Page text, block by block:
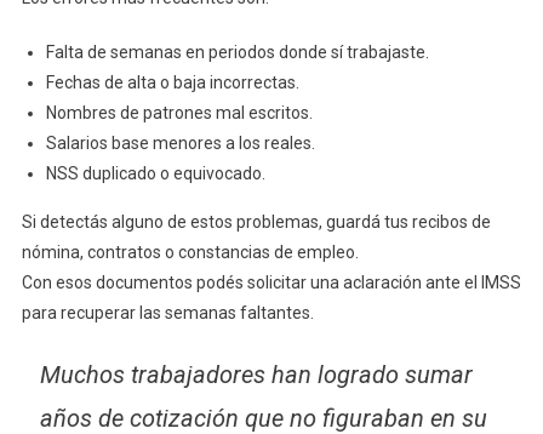
Falta de semanas en periodos donde sí trabajaste.
Fechas de alta o baja incorrectas.
Nombres de patrones mal escritos.
Salarios base menores a los reales.
NSS duplicado o equivocado.
Si detectás alguno de estos problemas, guardá tus recibos de
nómina, contratos o constancias de empleo.
Con esos documentos podés solicitar una aclaración ante el IMSS
para recuperar las semanas faltantes.
Muchos trabajadores han logrado sumar
años de cotización que no figuraban en su